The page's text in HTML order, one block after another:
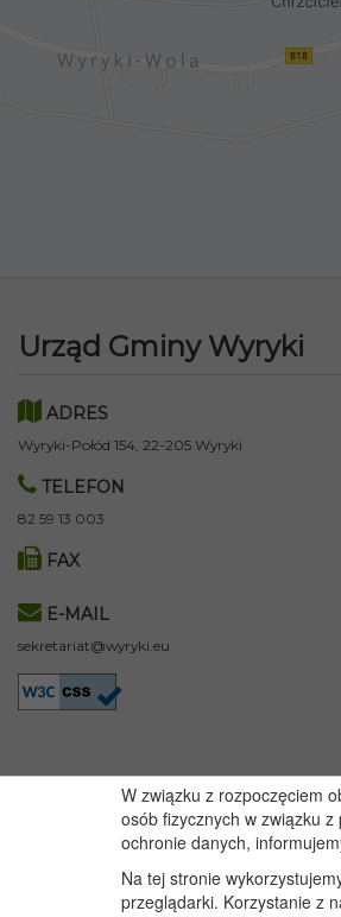
Urząd Gminy Wyryki
ADRES
Wyryki-Połód 154, 22-205 Wyryki
TELEFON
82 59 13 003
FAX
E-MAIL
sekretariat@wyryki.eu
Copyright 2020@ - Urząd Gminy Wyryki
W związku z rozpoczęciem
osób fizycznych w związku
ochronie danych,
Na tej stronie
przeglądarki. Korzystanie z